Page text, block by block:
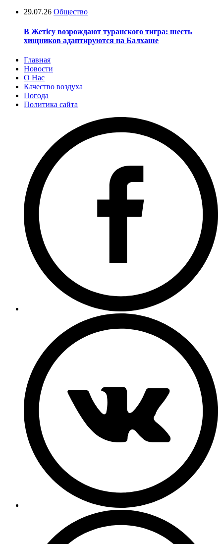
29.07.26 Общество
В Жетісу возрождают туранского тигра: шесть
хищников адаптируются на Балхаше
Главная
Новости
О Нас
Качество воздуха
Погода
Политика сайта